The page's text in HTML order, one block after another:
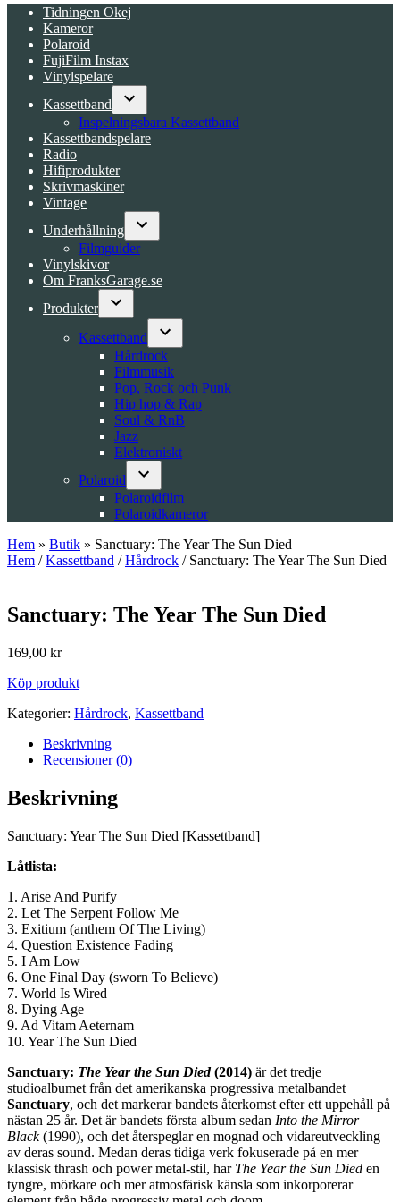
Tidningen Okej
Kameror
Polaroid
FujiFilm Instax
Vinylspelare
Kassettband
Open
dropdown
menu
Inspelningsbara Kassettband
Kassettbandspelare
Radio
Hifiprodukter
Skrivmaskiner
Vintage
Underhållning
Open
Filmguider
Vinylskivor
Om FranksGarage.se
Produkter
Open
dropdown
menu
Kassettband
Open
dropdown
menu
Hårdrock
Filmmusik
Pop, Rock och Punk
Hip hop & Rap
Soul & RnB
Jazz
Elektroniskt
Polaroid
Open
dropdown
menu
Polaroidfilm
Polaroidkameror
Hem » Butik » Sanctuary: The Year The Sun Died
Hem /Kassettband /Hårdrock / Sanctuary: The Year The Sun Died
Sanctuary: The Year The Sun Died
169,00 kr
Köp produkt
Kategorier: Hårdrock, Kassettband
Beskrivning
Recensioner (0)
Beskrivning
Sanctuary: Year The Sun Died [Kassettband]
Låtlista:
1. Arise And Purify
2. Let The Serpent Follow Me
3. Exitium (anthem Of The Living)
4. Question Existence Fading
5. I Am Low
6. One Final Day (sworn To Believe)
7. World Is Wired
8. Dying Age
9. Ad Vitam Aeternam
10. Year The Sun Died
Sanctuary: The Year the Sun Died(2014) är det tredje
studioalbumet från det amerikanska progressiva metalbandet
Sanctuary, och det markerar bandets återkomst efter ett uppehåll på
nästan 25 år. Det är bandets första album sedan Into the Mirror
Black(1990), och det återspeglar en mognad och vidareutveckling
av deras sound. Medan deras tidiga verk fokuserade på en mer
klassisk thrash och power metal-stil, har The Year the Sun Died en
tyngre, mörkare och mer atmosfärisk känsla som inkorporerar